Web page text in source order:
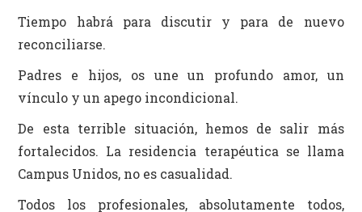
Tiempo habrá para discutir y para de nuevo
reconciliarse.
Padres e hijos, os une un profundo amor, un
vínculo y un apego incondicional.
De esta terrible situación, hemos de salir más
fortalecidos. La residencia terapéutica se llama
Campus Unidos, no es casualidad.
Todos los profesionales, absolutamente todos,